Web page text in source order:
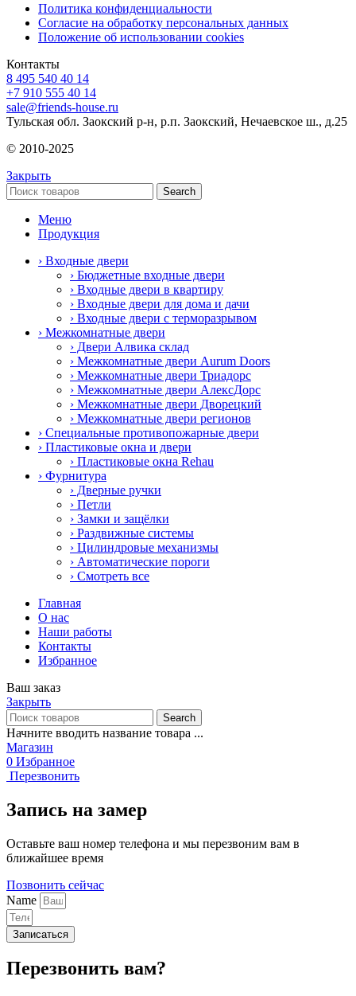
Политика конфиденциальности
Согласие на обработку персональных данных
Положение об использовании cookies
Контакты
8 495 540 40 14
+7 910 555 40 14
sale@friends-house.ru
Тульская обл. Заокский р-н, р.п. Заокский, Нечаевское ш., д.25
© 2010-2025
Закрыть
Search
Меню
Продукция
› Входные двери
› Бюджетные входные двери
› Входные двери в квартиру
› Входные двери для дома и дачи
› Входные двери с терморазрывом
› Межкомнатные двери
› Двери Алвика склад
› Межкомнатные двери Aurum Doors
› Межкомнатные двери Триадорс
› Межкомнатные двери АлексДорс
› Межкомнатные двери Дворецкий
› Межкомнатные двери регионов
› Специальные противопожарные двери
› Пластиковые окна и двери
› Пластиковые окна Rehau
› Фурнитура
› Дверные ручки
› Петли
› Замки и защёлки
› Раздвижные системы
› Цилиндровые механизмы
› Автоматические пороги
› Смотреть все
Главная
О нас
Наши работы
Контакты
Избранное
Ваш заказ
Закрыть
Search
Начните вводить название товара ...
Магазин
0 Избранное
Перезвонить
Запись на замер
Оставьте ваш номер телефона и мы перезвоним вам в
ближайшее время
Позвонить сейчас
Name
Записаться
Перезвонить вам?